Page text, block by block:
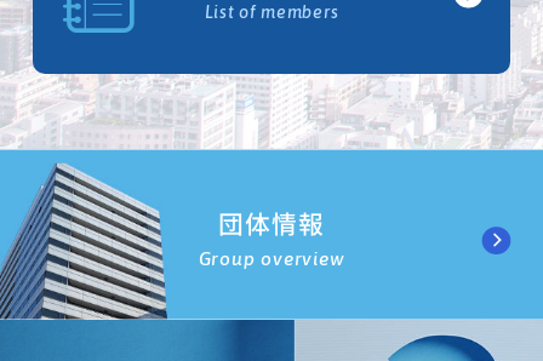
List of members
団体情報
Group overview